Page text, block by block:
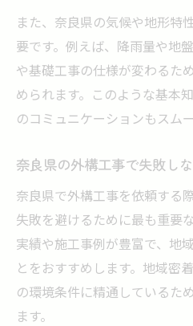
失敗しないための外構
外構工事で後悔し
奈良県外構工事で
外構工事選びで押さ
業者比較で分かる外
外構工事の口コミ
おしゃれ外構を叶える
外構工事で理想を
奈良県の外構工事
イン提案
また、奈良県の気候や地形特
要です。例えば、降雨量や地
や基礎工事の仕様が変わるた
められます。このような基本
のコミュニケーションもスム
奈良県の外構工事で失敗し
奈良県で外構工事を依頼する
失敗を避けるために最も重要
実績や施工事例が豊富で、地
とをおすすめします。地域密
の環境条件に精通しているた
ます。